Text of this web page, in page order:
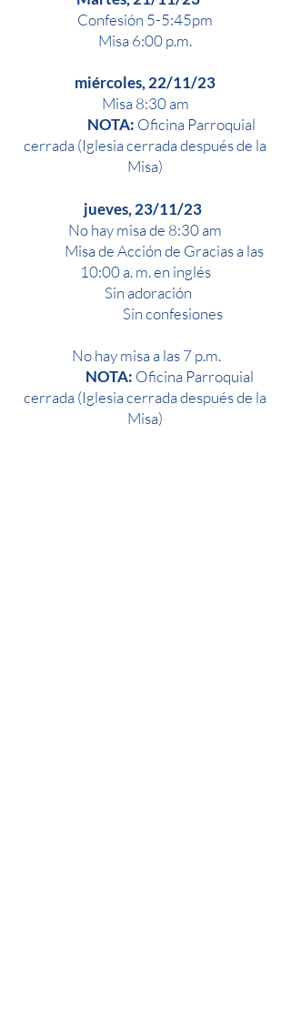
Confesión 5-5:45pm
Misa 6:00 p.m.
miércoles, 22/11/23
Misa 8:30 am
NOTA: Oficina Parroquial
cerrada (Iglesia cerrada después de la
Misa)
jueves, 23/11/23
No hay misa de 8:30 am
Misa de Acción de Gracias a las
10:00 a. m. en inglés
Sin adoración
Sin confesiones
No hay misa a las 7 p.m.
NOTA: Oficina Parroquial
cerrada (Iglesia cerrada después de la
Misa)